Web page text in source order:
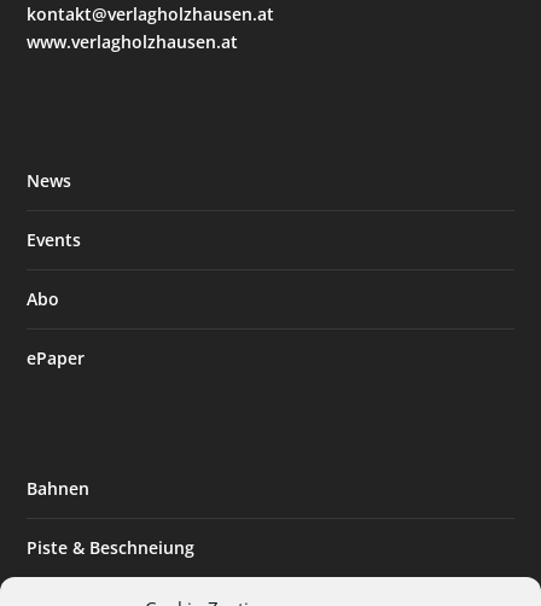
kontakt@verlagholzhausen.at
www.verlagholzhausen.at
News
Events
Abo
ePaper
Bahnen
Piste & Beschneiung